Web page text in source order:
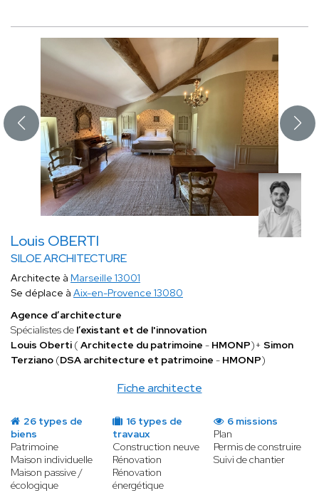
Louis OBERTI
SILOE ARCHITECTURE
Fiche architecte
Architecte à Marseille 13001
Se déplace à Aix-en-Provence 13080
Agence d’architecture
Spécialistes de l’existant et de l'innovation
Louis Oberti ( Architecte du patrimoine - HMONP)+ Simon
Terziano (DSA architecture et patrimoine - HMONP)
26 types de
biens
Patrimoine
Maison individuelle
Maison passive /
écologique
16 types de
travaux
Construction neuve
Rénovation
Rénovation
énergétique
6 missions
Plan
Permis de construire
Suivi de chantier